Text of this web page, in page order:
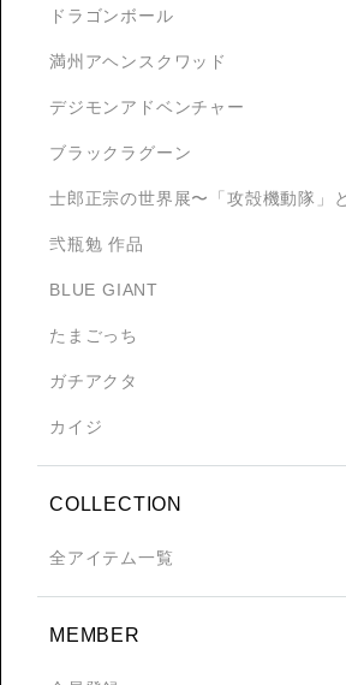
ドラゴンボール
満州アヘンスクワッド
デジモンアドベンチャー
ブラックラグーン
士郎正宗の世界展〜「攻殻機動隊」
弐瓶勉 作品
BLUE GIANT
たまごっち
ガチアクタ
カイジ
COLLECTION
全アイテム一覧
MEMBER